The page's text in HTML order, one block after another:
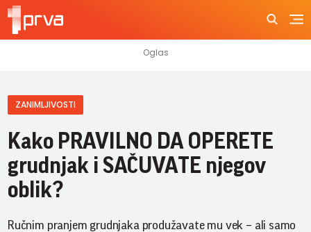
ZANIMLJIVOSTI
Kako PRAVILNO DA OPERETE
grudnjak i SAČUVATE njegov
oblik?
Ručnim pranjem grudnjaka produžavate mu vek – ali samo